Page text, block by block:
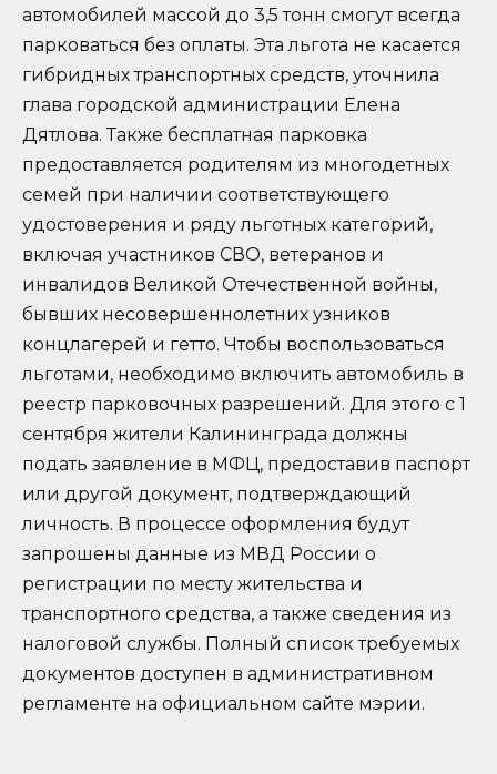
автомобилей массой до 3,5 тонн смогут всегда
парковаться без оплаты. Эта льгота не касается
гибридных транспортных средств, уточнила
глава городской администрации Елена
Дятлова. Также бесплатная парковка
предоставляется родителям из многодетных
семей при наличии соответствующего
удостоверения и ряду льготных категорий,
включая участников СВО, ветеранов и
инвалидов Великой Отечественной войны,
бывших несовершеннолетних узников
концлагерей и гетто. Чтобы воспользоваться
льготами, необходимо включить автомобиль в
реестр парковочных разрешений. Для этого с 1
сентября жители Калининграда должны
подать заявление в МФЦ, предоставив паспорт
или другой документ, подтверждающий
личность. В процессе оформления будут
запрошены данные из МВД России о
регистрации по месту жительства и
транспортного средства, а также сведения из
налоговой службы. Полный список требуемых
документов доступен в административном
регламенте на официальном сайте мэрии.